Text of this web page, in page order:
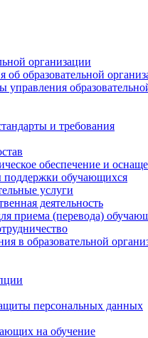
организации
об образовательной
управления
и требования
обеспечение и
обучающихся
услуги
деятельность
приема (перевода)
в образовательной
персональных данных
на обучение